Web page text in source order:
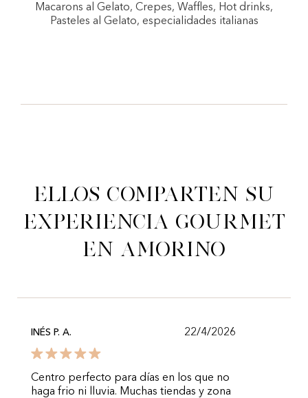
Macarons al Gelato, Crepes, Waffles, Hot drinks,
Pasteles al Gelato, especialidades italianas
Ellos comparten su
experiencia gourmet
en Amorino
INÉS P. A. 22/4/2026
Centro perfecto para días en los que no
haga frio ni lluvia. Muchas tiendas y zona